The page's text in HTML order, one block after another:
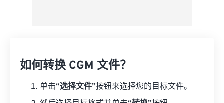
如何转换 CGM 文件？
单击“选择文件”按钮来选择您的目标文件。